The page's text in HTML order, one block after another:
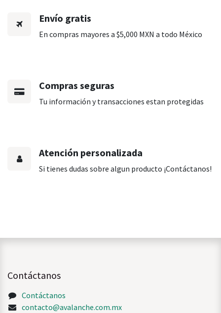
Envío gratis
En compras mayores a $5,000 MXN a todo México
Compras seguras
Tu información y transacciones estan protegidas
Atención personalizada
Si tienes dudas sobre algun producto ¡Contáctanos!
Contáctanos
Contáctanos
contacto@avalanche.com.mx